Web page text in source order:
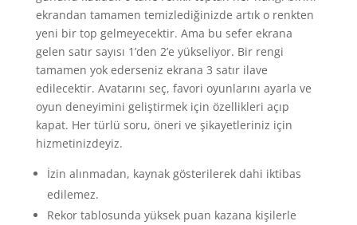
ekrandan tamamen temizlediğinizde artık o renkten
yeni bir top gelmeyecektir. Ama bu sefer ekrana
gelen satır sayısı 1’den 2’e yükseliyor. Bir rengi
tamamen yok ederseniz ekrana 3 satır ilave
edilecektir. Avatarını seç, favori oyunlarını ayarla ve
oyun deneyimini geliştirmek için özellikleri açıp
kapat. Her türlü soru, öneri ve şikayetleriniz için
hizmetinizdeyiz.
İzin alınmadan, kaynak gösterilerek dahi iktibas
edilemez.
Rekor tablosunda yüksek puan kazana kişilerle